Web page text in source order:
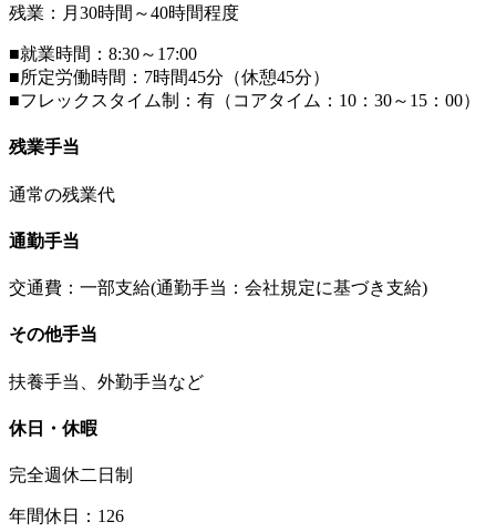
残業：月30時間～40時間程度
■就業時間：8:30～17:00
■所定労働時間：7時間45分（休憩45分）
■フレックスタイム制：有（コアタイム：10：30～15：00）
残業手当
通常の残業代
通勤手当
交通費：一部支給(通勤手当：会社規定に基づき支給)
その他手当
扶養手当、外勤手当など
休日・休暇
完全週休二日制
年間休日：126